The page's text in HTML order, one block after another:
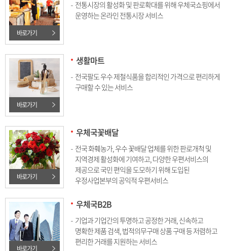
바로가기
전통시장의 활성화 및 판로확대를 위해 우체국쇼핑에서
운영하는 온라인 전통시장 서비스
바로가기
생활마트
전국팔도 우수 제철식품을 합리적인 가격으로 편리하게
구매할 수 있는 서비스
바로가기
우체국꽃배달
전국 화훼농가, 우수 꽃배달 업체를 위한 판로개척 및
지역경제 활성화에 기여하고, 다양한 우편서비스의
제공으로 국민 편익을 도모하기 위해 도입된
우정사업본부의 공익적 우편서비스
바로가기
우체국B2B
기업과 기업간의 투명하고 공정한 거래, 신속하고
명확한 제품 검색, 법적의무구매 상품 구매 등 저렴하고
편리한 거래를 지원하는 서비스